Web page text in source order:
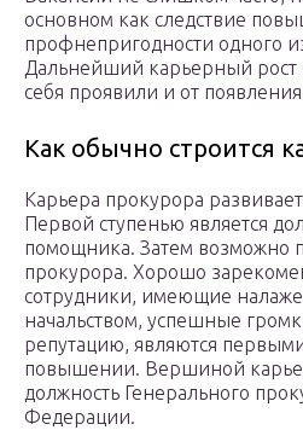
основном как следствие
профнепригодности одного
Дальнейший карьерный рост
себя проявили и от
Как обычно строится
Карьера прокурора
Первой ступенью является
помощника. Затем возможно
прокурора. Хорошо
сотрудники, имеющие
начальством, успешные
репутацию, являются
повышении. Вершиной
должность Генерального
Федерации.